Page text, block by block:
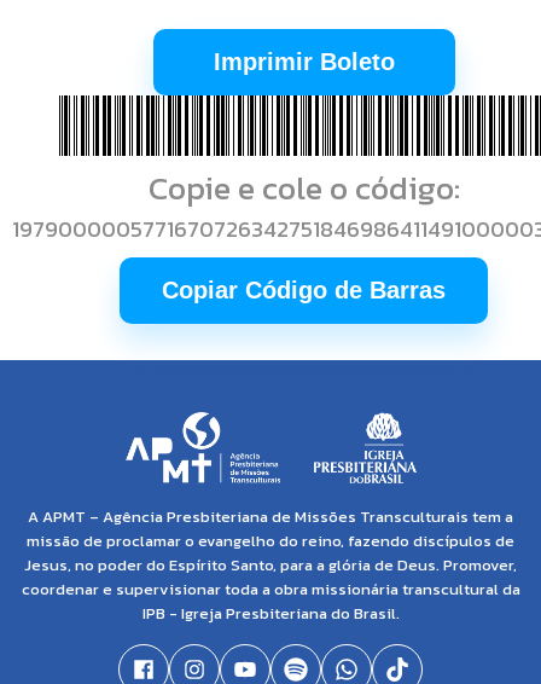
Imprimir Boleto
Copie e cole o código:
Copiar Código de Barras
A APMT – Agência Presbiteriana de Missões Transculturais tem a
missão de proclamar o evangelho do reino, fazendo discípulos de
Jesus, no poder do Espírito Santo, para a glória de Deus. Promover,
coordenar e supervisionar toda a obra missionária transcultural da
IPB - Igreja Presbiteriana do Brasil.